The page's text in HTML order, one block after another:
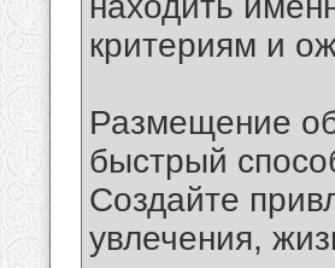
критериям и
Размещение
быстрый
Создайте
увлечения,